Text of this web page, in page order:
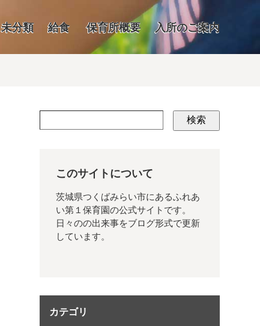
未分類 給食 保育所概要 入所のご案内
検索
このサイトについて
茨城県つくばみらい市にあるふれあ
い第１保育園の公式サイトです。
日々のの出来事をブログ形式で更新
しています。
カテゴリ